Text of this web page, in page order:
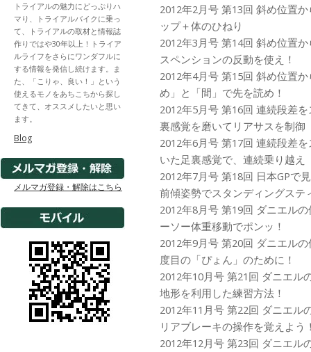
2012年2月号 第13回 斜め位置
ップ＋体のひねり
2012年3月号 第14回 斜め位置
スペンションの反動を使え！
2012年4月号 第15回 斜め位置
め」と「間」で先を読め！
2012年5月号 第16回 連続段差
裏感覚を磨いてリアサスを制御
2012年6月号 第17回 連続段差
いた足裏感覚で、連続乗り越え
2012年7月号 第18回 日本GPで
前傾姿勢でスタンディングステ
2012年8月号 第19回 ダニエル
ーソー体重移動でポンッ！
2012年9月号 第20回 ダニエル
度目の「ぴょん」のために！
2012年10月号 第21回 ダニエル
地形を利用した練習方法！
2012年11月号 第22回 ダニエル
リアブレーキの操作を覚えよう
2012年12月号 第23回 ダニエル
トライアルの魅力にどっぷりハ
マり、トライアルバイクに乗っ
て、トライアルの取材と情報誌
作りではや30年以上！トライア
ルライフをさらにワンダフルに
する情報を発信し続けます。ま
た、「こりゃ、良い！」という
使えるモノをあちこちから探し
てきて、オススメしたいと思い
ます。
Blog
メルマガ登録・解除はこちら